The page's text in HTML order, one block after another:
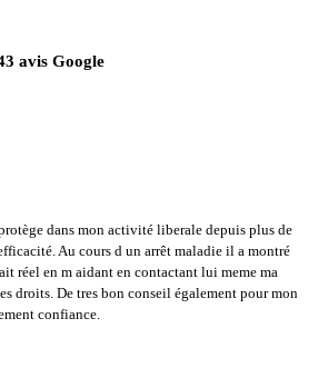
avis Google
dans mon activité liberale depuis plus de
Au cours d un arrêt maladie il a montré
réel en m aidant en contactant lui meme ma
droits. De tres bon conseil également pour mon
confiance.